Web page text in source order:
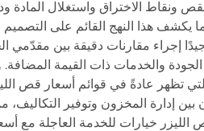
ونقاط الاختراق واستغلال المادة
يكشف هذا النهج القائم على
إجراء مقارنات دقيقة بين
والخدمات ذات القيمة
عادةً في قوائم أسعار قص
إدارة المخزون وتوفير
خيارات للخدمة العاجلة مع